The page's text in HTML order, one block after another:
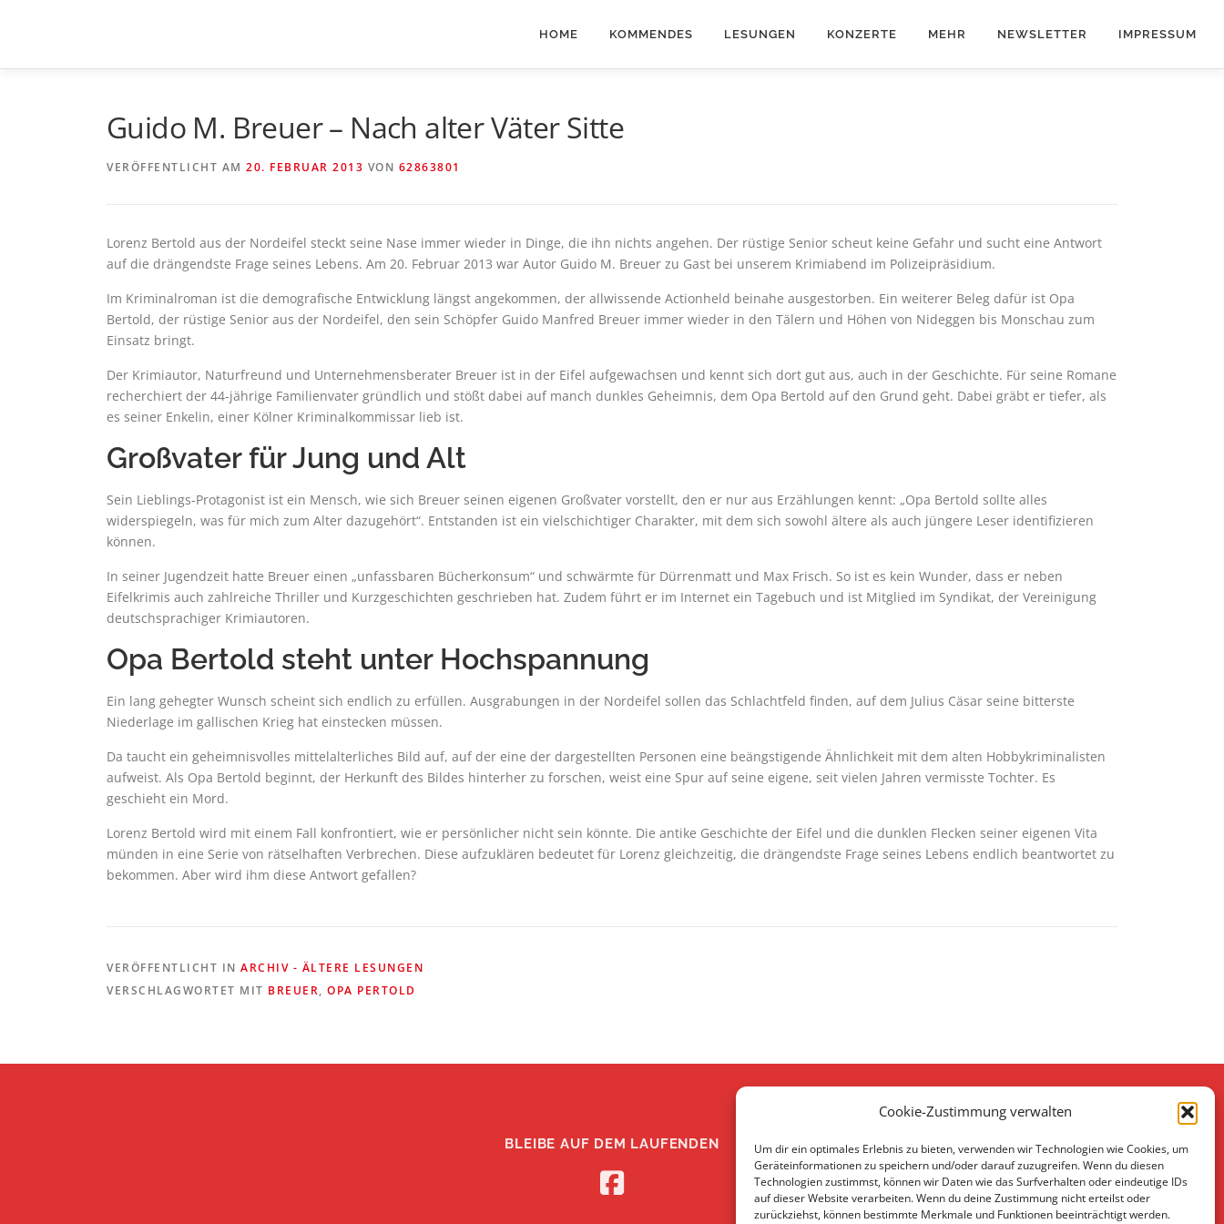
Cookie-Zustimmung verwalten
Um dir ein optimales Erlebnis zu bieten, verwenden wir Technologien wie Cookies, um
Geräteinformationen zu speichern und/oder darauf zuzugreifen. Wenn du diesen
Technologien zustimmst, können wir Daten wie das Surfverhalten oder eindeutige IDs
auf dieser Website verarbeiten. Wenn du deine Zustimmung nicht erteilst oder
zurückziehst, können bestimmte Merkmale und Funktionen beeinträchtigt werden.
HOME KOMMENDES LESUNGEN KONZERTE MEHR NEWSLETTER IMPRESSUM
Guido M. Breuer – Nach alter Väter Sitte
VERÖFFENTLICHT AM 20. FEBRUAR 2013 VON 62863801
Lorenz Bertold aus der Nordeifel steckt seine Nase immer wieder in Dinge, die ihn nichts angehen. Der rüstige Senior scheut keine Gefahr und sucht eine Antwort
auf die drängendste Frage seines Lebens. Am 20. Februar 2013 war Autor Guido M. Breuer zu Gast bei unserem Krimiabend im Polizeipräsidium.
Im Kriminalroman ist die demografische Entwicklung längst angekommen, der allwissende Actionheld beinahe ausgestorben. Ein weiterer Beleg dafür ist Opa
Bertold, der rüstige Senior aus der Nordeifel, den sein Schöpfer Guido Manfred Breuer immer wieder in den Tälern und Höhen von Nideggen bis Monschau zum
Einsatz bringt.
Der Krimiautor, Naturfreund und Unternehmensberater Breuer ist in der Eifel aufgewachsen und kennt sich dort gut aus, auch in der Geschichte. Für seine Romane
recherchiert der 44-jährige Familienvater gründlich und stößt dabei auf manch dunkles Geheimnis, dem Opa Bertold auf den Grund geht. Dabei gräbt er tiefer, als
es seiner Enkelin, einer Kölner Kriminalkommissar lieb ist.
Großvater für Jung und Alt
Sein Lieblings-Protagonist ist ein Mensch, wie sich Breuer seinen eigenen Großvater vorstellt, den er nur aus Erzählungen kennt: „Opa Bertold sollte alles
widerspiegeln, was für mich zum Alter dazugehört“. Entstanden ist ein vielschichtiger Charakter, mit dem sich sowohl ältere als auch jüngere Leser identifizieren
können.
In seiner Jugendzeit hatte Breuer einen „unfassbaren Bücherkonsum“ und schwärmte für Dürrenmatt und Max Frisch. So ist es kein Wunder, dass er neben
Eifelkrimis auch zahlreiche Thriller und Kurzgeschichten geschrieben hat. Zudem führt er im Internet ein Tagebuch und ist Mitglied im Syndikat, der Vereinigung
deutschsprachiger Krimiautoren.
Opa Bertold steht unter Hochspannung
Ein lang gehegter Wunsch scheint sich endlich zu erfüllen. Ausgrabungen in der Nordeifel sollen das Schlachtfeld finden, auf dem Julius Cäsar seine bitterste
Niederlage im gallischen Krieg hat einstecken müssen.
Da taucht ein geheimnisvolles mittelalterliches Bild auf, auf der eine der dargestellten Personen eine beängstigende Ähnlichkeit mit dem alten Hobbykriminalisten
aufweist. Als Opa Bertold beginnt, der Herkunft des Bildes hinterher zu forschen, weist eine Spur auf seine eigene, seit vielen Jahren vermisste Tochter. Es
geschieht ein Mord.
Lorenz Bertold wird mit einem Fall konfrontiert, wie er persönlicher nicht sein könnte. Die antike Geschichte der Eifel und die dunklen Flecken seiner eigenen Vita
münden in eine Serie von rätselhaften Verbrechen. Diese aufzuklären bedeutet für Lorenz gleichzeitig, die drängendste Frage seines Lebens endlich beantwortet zu
bekommen. Aber wird ihm diese Antwort gefallen?
VERÖFFENTLICHT IN ARCHIV - ÄLTERE LESUNGEN
VERSCHLAGWORTET MIT BREUER, OPA PERTOLD
BLEIBE AUF DEM LAUFENDEN